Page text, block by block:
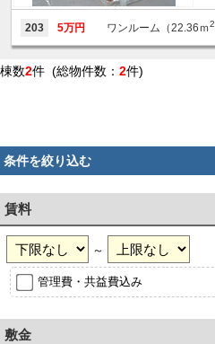
203 5万円 ワンルーム（22.36ｍ2
棟数2件 (総物件数： 2件)
条件を絞り込む
賃料
～
管理費・共益費込み
敷金